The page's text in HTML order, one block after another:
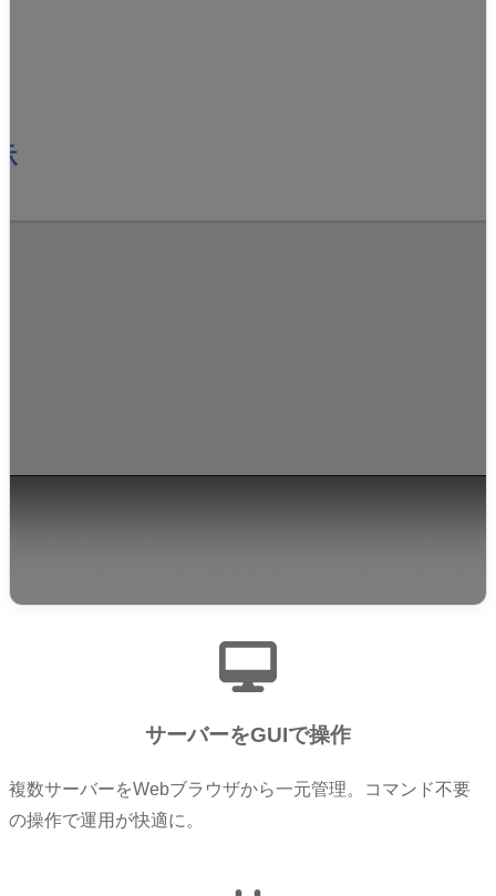
サーバーをGUIで操作
複数サーバーをWebブラウザから一元管理。コマンド不要
の操作で運用が快適に。